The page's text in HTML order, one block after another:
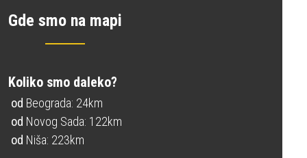
Gde smo na mapi
Koliko smo daleko?
od Beograda: 24km
od Novog Sada: 122km
od Niša: 223km